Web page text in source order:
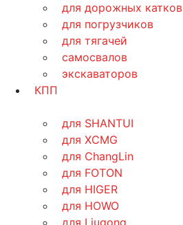
для дорожных катков
для погрузчиков
для тягачей
самосвалов
экскаваторов
КПП
для SHANTUI
для XCMG
для ChangLin
для FOTON
для HIGER
для HOWO
для Liugong